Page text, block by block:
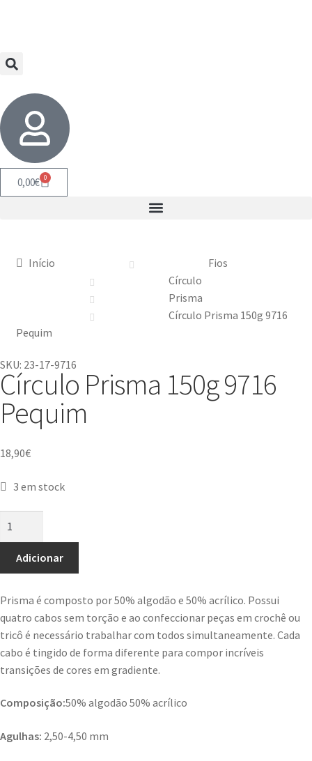
0,00€ 0
Início
Fios
Círculo
Prisma
Círculo Prisma 150g 9716
Pequim
SKU: 23-17-9716
Círculo Prisma 150g 9716
Pequim
18,90€
3 em stock
Adicionar
Prisma é composto por 50% algodão e 50% acrílico. Possui
quatro cabos sem torção e ao confeccionar peças em crochê ou
tricô é necessário trabalhar com todos simultaneamente. Cada
cabo é tingido de forma diferente para compor incríveis
transições de cores em gradiente.
Composição:50% algodão 50% acrílico
Agulhas: 2,50-4,50 mm